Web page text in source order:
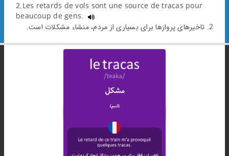
2.Les retards de vols sont une source de tracas pour
beaucoup de gens.
2. تاخیرهای پروازها برای بسیاری از مردم، منشاء مشکلات است.